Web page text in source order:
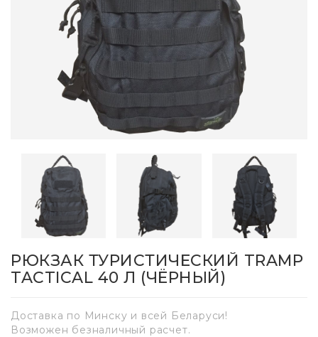
РЮКЗАК ТУРИСТИЧЕСКИЙ TRAMP
TACTICAL 40 Л (ЧЁРНЫЙ)
Доставка по Минску и всей Беларуси!
Возможен безналичный расчет.